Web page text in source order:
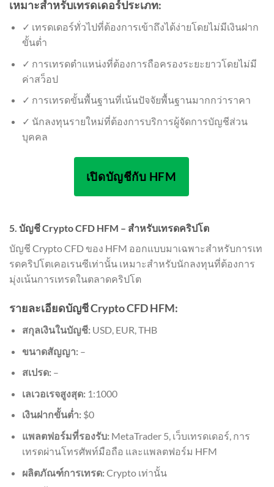
เหมาะสำหรับเทรดเดอร์ประเภท:
✓ เทรดเดอร์ทั่วไปที่ต้องการเข้าถึงได้ง่ายโดยไม่มีเงินฝาก
ขั้นต่ำ
✓ การเทรดตำแหน่งที่ต้องการถือครองระยะยาวโดยไม่มี
ค่าสว็อป
✓ การเทรดขั้นพื้นฐานที่เน้นปัจจัยพื้นฐานมากกว่าราคา
✓ นักลงทุนรายใหม่ที่ต้องการบริการผู้จัดการบัญชีส่วน
บุคคล
เปิดบัญชีกับ HFM
5. บัญชี Crypto CFD HFM – สำหรับเทรดคริปโต
บัญชี Crypto CFD ของ HFM ออกแบบมาเฉพาะสำหรับการเท
รดคริปโตเคอเรนซีเท่านั้น เหมาะสำหรับนักลงทุนที่ต้องการ
มุ่งเน้นการเทรดในตลาดคริปโต
รายละเอียดบัญชี Crypto CFD HFM:
สกุลเงินในบัญชี:USD, EUR, THB
ขนาดสัญญา:–
สเปรด:–
เลเวอเรจสูงสุด:1:1000
เงินฝากขั้นต่ำ:$0
แพลตฟอร์มที่รองรับ:MetaTrader 5, เว็บเทรดเดอร์, การ
เทรดผ่านโทรศัพท์มือถือ และแพลตฟอร์ม HFM
ผลิตภัณฑ์การเทรด:Crypto เท่านั้น